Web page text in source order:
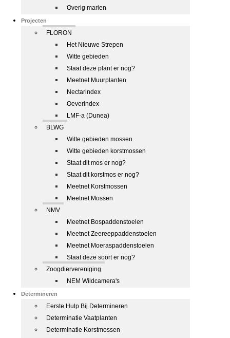
Overig marien
Projecten
FLORON
Het Nieuwe Strepen
Witte gebieden
Staat deze plant er nog?
Meetnet Muurplanten
Nectarindex
Oeverindex
LMF-a (Dunea)
BLWG
Witte gebieden mossen
Witte gebieden korstmossen
Staat dit mos er nog?
Staat dit korstmos er nog?
Meetnet Korstmossen
Meetnet Mossen
NMV
Meetnet Bospaddenstoelen
Meetnet Zeereeppaddenstoelen
Meetnet Moeraspaddenstoelen
Staat deze soort er nog?
Zoogdiervereniging
NEM Wildcamera's
Determineren
Eerste Hulp Bij Determineren
Determinatie Vaatplanten
Determinatie Korstmossen